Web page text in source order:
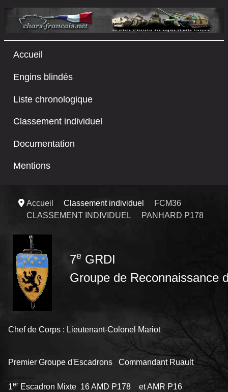
Accueil
Engins blindés
Liste chronologique
Classement individuel
Documentation
Mentions
Accueil Classement individuel
FCM36
CLASSEMENT INDIVIDUEL
PANHARD P178
7e GRDI
Groupe de Reconnaissance
Chef de Corps : Lieutenant-Colonel Mariot
Premier Groupe d'Escadrons Commandant Ruault
1er Escadron Mixte 16 AMD P178 et AMR P16